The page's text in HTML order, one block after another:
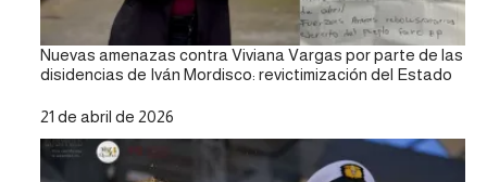
Nuevas amenazas contra Viviana Vargas por parte de las
disidencias de Iván Mordisco: revictimización del Estado
Fecha
21 de abril de 2026